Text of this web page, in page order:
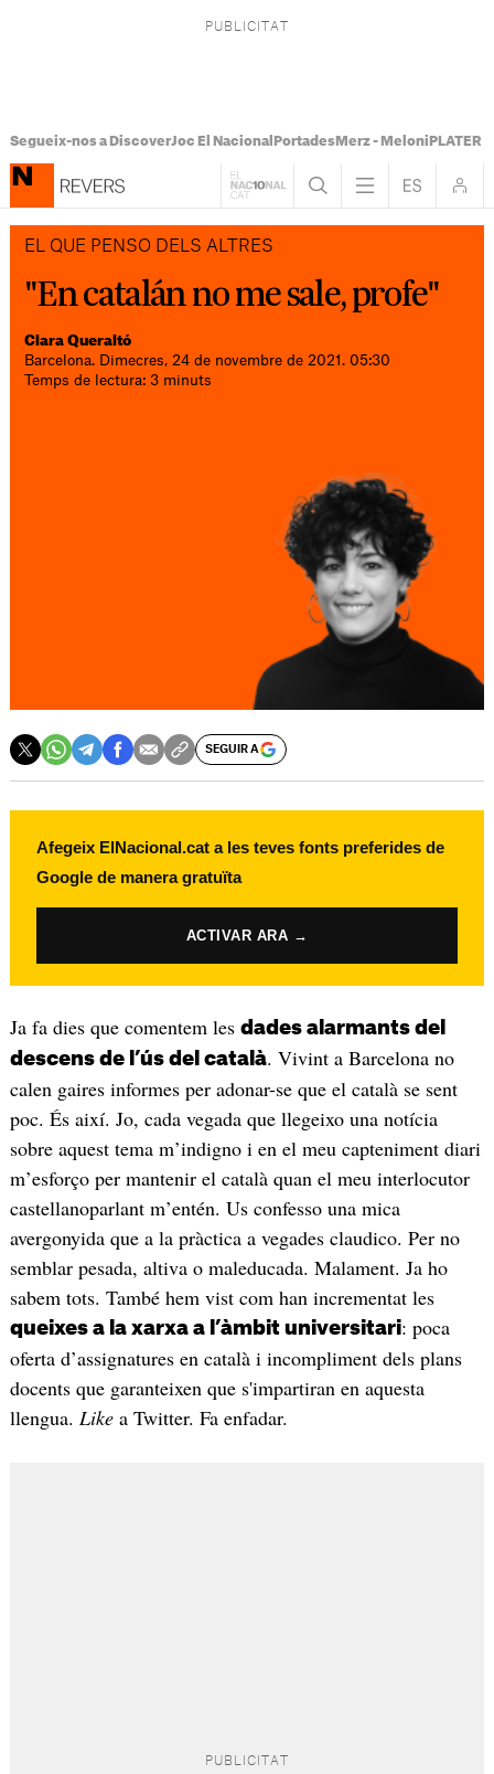
Segueix-nos a DiscoverJoc El Nacional PortadesMerz - Meloni PLATER
EL QUE PENSO DELS ALTRES
"En catalán no me sale, profe"
Clara Queraltó
Barcelona. Dimecres, 24 de novembre de 2021. 05:30
Temps de lectura: 3 minuts
SEGUIR A
Afegeix ElNacional.cat a les teves fonts preferides de
Google de manera gratuïta
ACTIVAR ARA →
Ja fa dies que comentem les dades alarmants del
descens de l’ús del català. Vivint a Barcelona no
calen gaires informes per adonar-se que el català se sent
poc. És així. Jo, cada vegada que llegeixo una notícia
sobre aquest tema m’indigno i en el meu capteniment diari
m’esforço per mantenir el català quan el meu interlocutor
castellanoparlant m’entén. Us confesso una mica
avergonyida que a la pràctica a vegades claudico. Per no
semblar pesada, altiva o maleducada. Malament. Ja ho
sabem tots. També hem vist com han incrementat les
queixes a la xarxa a l’àmbit universitari: poca
oferta d’assignatures en català i incompliment dels plans
docents que garanteixen que s'impartiran en aquesta
llengua. Likea Twitter. Fa enfadar.